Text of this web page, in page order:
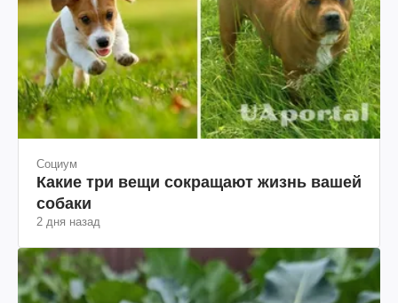
Социум
Какие три вещи сокращают жизнь вашей
собаки
2 дня назад